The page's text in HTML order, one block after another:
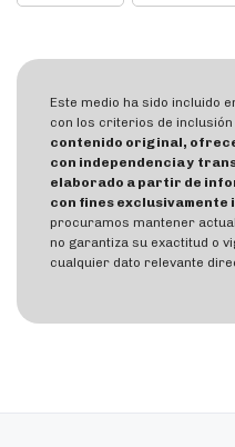
Este medio ha sido incluido
con los criterios de inclusión
contenido original,
con independencia y
elaborado a partir de
con fines exclusivamente
procuramos mantener
no garantiza su exactitud o
cualquier dato relevante